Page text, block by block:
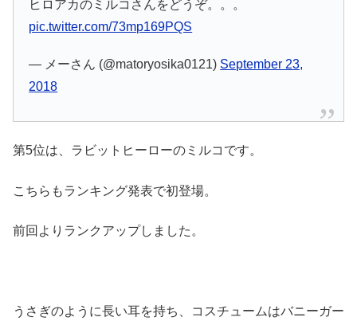
ヒロアカのミルコさんをどうぞ。。。
pic.twitter.com/73mp169PQS
— メーさん (@matoryosika0121) September 23,
2018
第5位は、ラビットヒーローのミルコです。
こちらもランキング発表で初登場。
前回よりランクアップしました。
うさぎのように長い耳を持ち、コスチュームはバニーガー